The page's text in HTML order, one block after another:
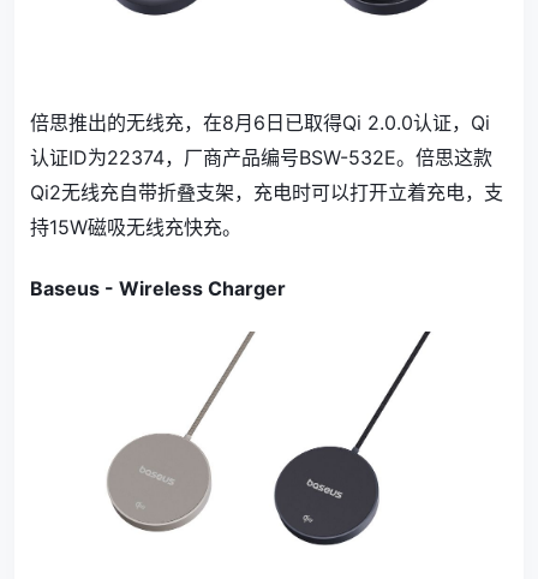
倍思推出的无线充，在8月6日已取得Qi 2.0.0认证，Qi
认证ID为22374，厂商产品编号BSW-532E。倍思这款
Qi2无线充自带折叠支架，充电时可以打开立着充电，支
持15W磁吸无线充快充。
Baseus - Wireless Charger